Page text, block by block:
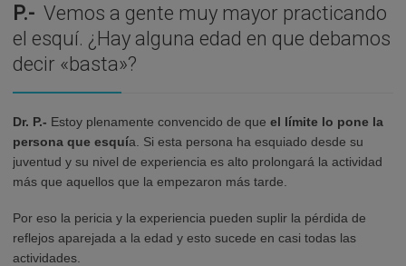
P.- Vemos a gente muy mayor practicando
el esquí. ¿Hay alguna edad en que debamos
decir «basta»?
Dr. P.- Estoy plenamente convencido de que el límite lo pone la
persona que esquía. Si esta persona ha esquiado desde su
juventud y su nivel de experiencia es alto prolongará la actividad
más que aquellos que la empezaron más tarde.
Por eso la pericia y la experiencia pueden suplir la pérdida de
reflejos aparejada a la edad y esto sucede en casi todas las
actividades.